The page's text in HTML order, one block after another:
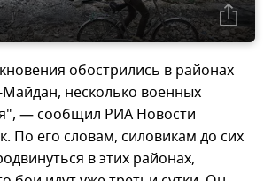
обострились в районах
несколько военных
— сообщил РИА Новости
По его словам, силовикам до сих
в этих районах,